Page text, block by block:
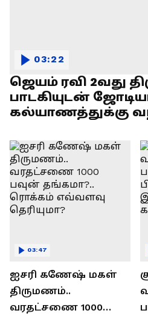
ஜெயம் ரவி 2வது
பாடகியுடன்
கல்யாணத்துக்கு
03:22
ஐசரி கணேஷ் மகள்
திருமணம்..
வரதட்சணை 1000
03:47